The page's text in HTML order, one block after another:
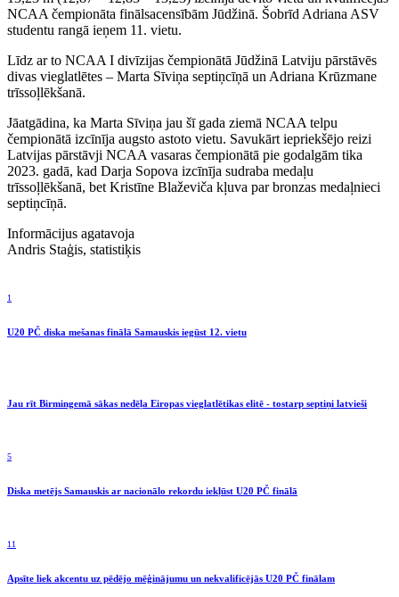
NCAA čempionāta finālsacensībām Jūdžinā. Šobrīd Adriana ASV
studentu rangā ieņem 11. vietu.
Līdz ar to NCAA I divīzijas čempionātā Jūdžinā Latviju pārstāvēs
divas vieglatlētes – Marta Sīviņa septiņcīņā un Adriana Krūzmane
trīssoļlēkšanā.
Jāatgādina, ka Marta Sīviņa jau šī gada ziemā NCAA telpu
čempionātā izcīnīja augsto astoto vietu. Savukārt iepriekšējo reizi
Latvijas pārstāvji NCAA vasaras čempionātā pie godalgām tika
2023. gadā, kad Darja Sopova izcīnīja sudraba medaļu
trīssoļlēkšanā, bet Kristīne Blaževiča kļuva par bronzas medaļnieci
septiņcīņā.
Informācijus agatavoja
Andris Staģis, statistiķis
1
U20 PČ diska mešanas finālā Samauskis iegūst 12. vietu
Jau rīt Birmingemā sākas nedēļa Eiropas vieglatlētikas elitē - tostarp septiņi latvieši
5
Diska metējs Samauskis ar nacionālo rekordu iekļūst U20 PČ finālā
11
Apsīte liek akcentu uz pēdējo mēģinājumu un nekvalificējās U20 PČ finālam